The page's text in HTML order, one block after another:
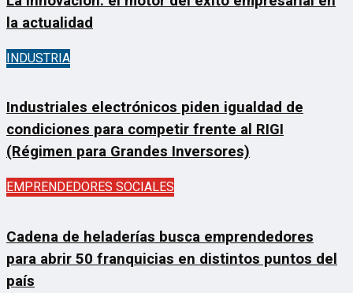
la actualidad
INDUSTRIA
Industriales electrónicos piden igualdad de
condiciones para competir frente al RIGI
(Régimen para Grandes Inversores)
EMPRENDEDORES SOCIALES
Cadena de heladerías busca emprendedores
para abrir 50 franquicias en distintos puntos del
país